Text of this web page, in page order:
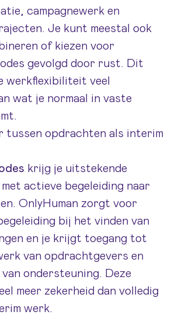
campagnewerk en
Je kunt meestal ook
of kiezen voor
gevolgd door rust. Dit
werkflexibiliteit veel
wat je normaal in vaste
tussen opdrachten als interim
krijg je uitstekende
actieve begeleiding naar
OnlyHuman zorgt voor
bij het vinden van
en je krijgt toegang tot
van opdrachtgevers en
ondersteuning. Deze
meer zekerheid dan volledig
werk.